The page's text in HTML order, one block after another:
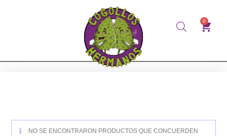
0
NO SE ENCONTRARON PRODUCTOS QUE CONCUERDEN